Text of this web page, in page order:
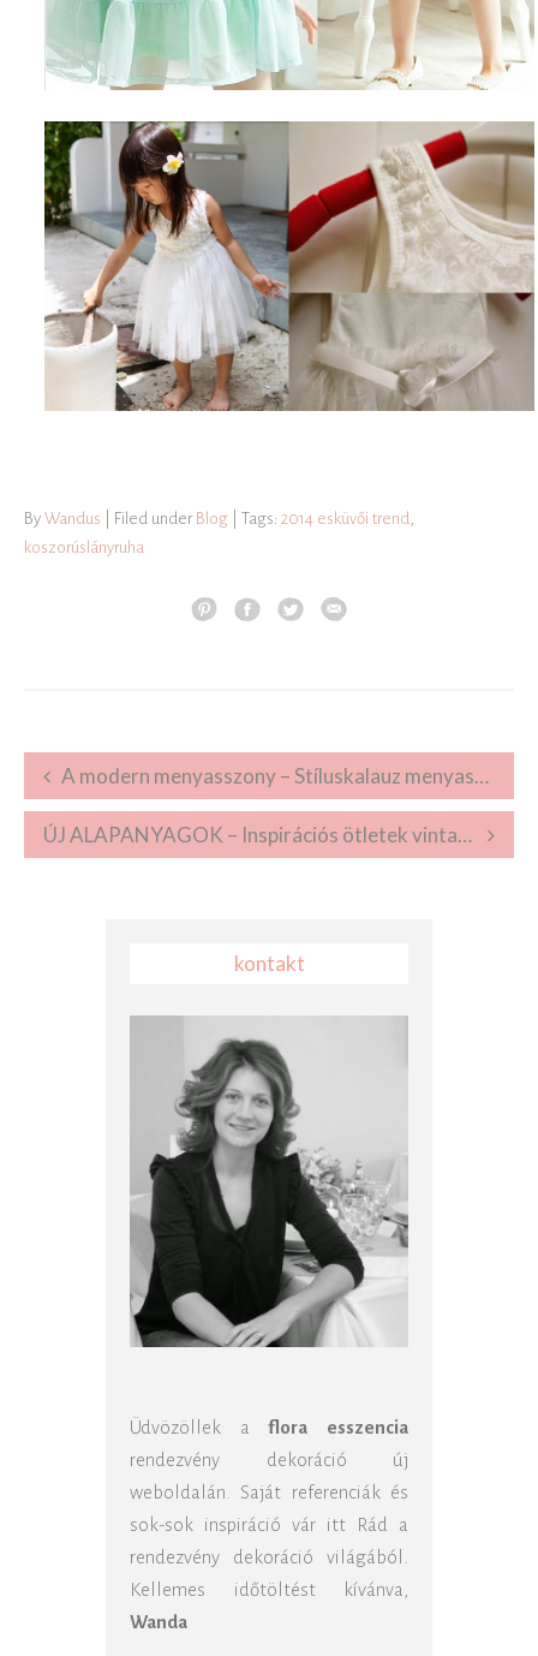
By Wandus | Filed under Blog | Tags: 2014 esküvői trend
koszorúslányruha
Post navigation
A modern menyasszony – Stíluskalauz menyasszonyoknak
ÚJ ALAPANYAGOK – Inspirációs ötletek vintage, natur dekorhoz, lenvászon terítők
kontakt
Üdvözöllek aflora esszencia
rendezvény dekoráció új
weboldalán. Saját referenciák és
sok-sok inspiráció vár itt Rád a
rendezvény dekoráció világából.
Kellemes időtöltést kívánva,
Wanda